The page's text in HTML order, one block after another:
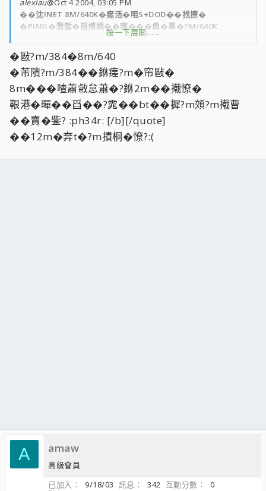
��沈INET 8M/640K�瘥活�咀S+DOD��找撩�
�PING�潛蜇�舀撌桃��嗾���典�單�?M/640K
�寞�銝:HINET 2M/512K(��其澈�餃祝~PING����交
銝瘥�憟?)
�寞�鈭?HINET 12M/1MB(��鈭?M�賡銝�8M~�曹澈
12M隡潔�銋��航)
按一下展開……
�敺?m/384�8m/640
�芾隤?m/384��銝瘥?m�帘敺�
8m���喳蕭敹怠蕭�?銝2m��撠憭�
鞎港�暺��舀��?雿��bt��摨?m頝?m撠曹
��賣�鈭? :ph34r: [/b][/quote]
��12m�奔t�?m撌桐�憭?:(
A amaw
高級會員
已加入
9/18/03 訊息 342 互動分數
0